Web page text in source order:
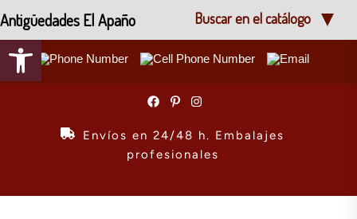
Abrir barra de herramientas
Envíos en 24/48 h. Embalajes
profesionales
Antigüedades El Apaño Buscar en el catálogo